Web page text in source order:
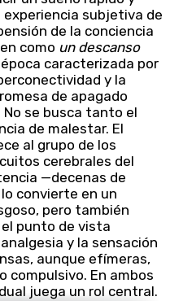
subjetiva de
de la conciencia
como un descanso
época caracterizada por
y la
de apagado
se busca tanto el
de malestar. El
al grupo de los
cerebrales del
—decenas de
convierte en un
pero también
punto de vista
y la sensación
aunque efímeras,
compulsivo. En ambos
juega un rol central.